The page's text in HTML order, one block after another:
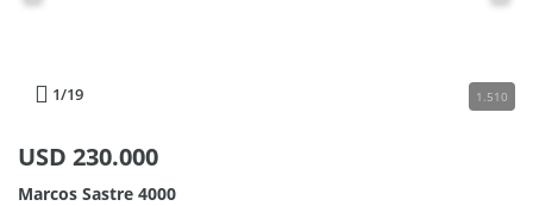
1/19 1.510
USD 230.000
Marcos Sastre 4000